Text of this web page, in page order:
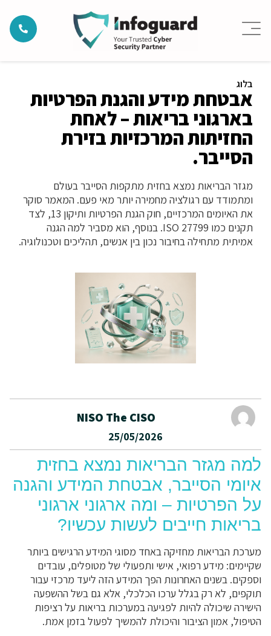
בלוג
אבטחת מידע והגנת הפרטיות
בארגוני בריאות – לאחת
החזיתות המרכזיות בזירת
הסייבר.
מגזר הבריאות נמצא בחזית מתקפות הסייבר בעולם
ומתמודד עם רגולציה מחמירה יותר מאי פעם. המאמר סוקר
את האיומים המרכזיים, חוק הגנת הפרטיות ותיקון 13, לצד
תקנים כמו ISO 27799. בנוסף, הוא מסביר למה הגנה
אמיתית מתחילה בחיבור נכון בין אנשים, תהליכים וטכנולוגיה.
NISO The CISO
25/05/2026
למה מגזר הבריאות נמצא בחזית
איומי הסייבר, אבטחת המידע והגנה
על הפרטיות – ומה ארגוני ארגוני
בריאות חייבים לעשות עכשיו?
מערכת הבריאות מחזיקה באחד מסוגי המידע הרגישים ביותר
שקיימים: מידע רפואי, אישי ותפעולי של מטופלים, עובדים
וספקים. בשנים האחרונות הפך המידע הזה ליעד מרכזי עבור
תוקפים, לא רק בגלל ערכו הכלכלי, אלא גם בשל ההשפעה
הישירה שיכולה להיות לפגיעה במערכות בריאות על רציפות
הטיפול, אמון הציבור והיכולת להמשיך לפעול בזמן אמת.